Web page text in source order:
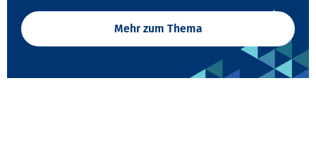
Mehr zum Thema